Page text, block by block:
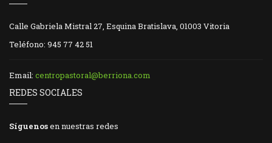
Calle Gabriela Mistral 27, Esquina Bratislava, 01003 Vitoria
Teléfono: 945 77 42 51
Email: centropastoral@berriona.com
REDES SOCIALES
Síguenosen nuestras redes